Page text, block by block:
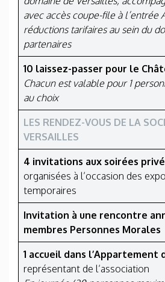
avec accès coupe-file à l’entrée
réductions tarifaires au sein du
partenaires
10 laissez-passer pour le
Chacun est valable pour 1
au choix
LES RENDEZ-VOUS DE LA
VERSAILLES
4 invitations aux soirées
organisées à l’occasion des
temporaires
Invitation à une rencontre
membres Personnes Morales
1 accueil dans l’Appartement
représentant de l’association